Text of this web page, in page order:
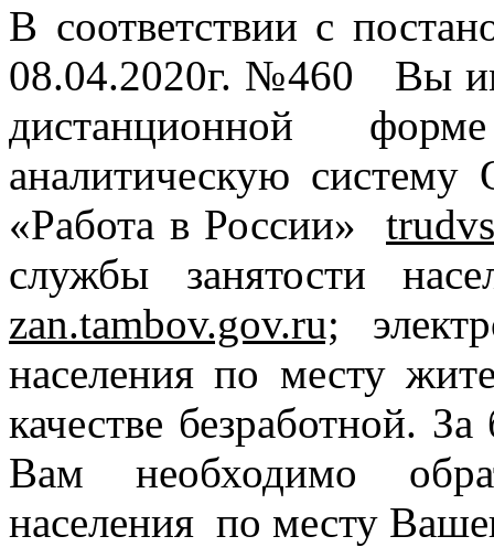
В соответствии с
08.04.2020г. №460 Вы
дистанционной
аналитическую систему
«Работа в России»
службы занятости
zan.tambov.gov.ru;
населения по месту
качестве безработной.
Вам необходимо
населения по месту